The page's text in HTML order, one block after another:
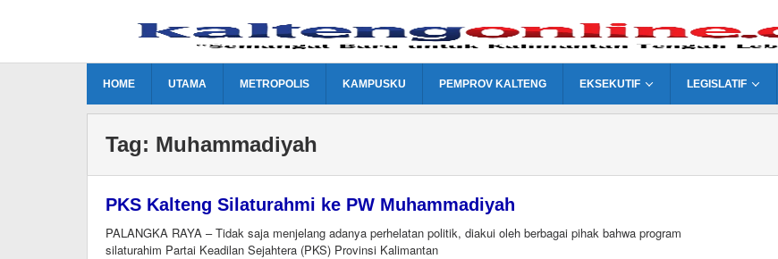
HOME UTAMA METROPOLIS KAMPUSKU PEMPROV KALTENG EKSEKUTIF LEGISLATIF
Tag: Muhammadiyah
PKS Kalteng Silaturahmi ke PW Muhammadiyah
PALANGKA RAYA – Tidak saja menjelang adanya perhelatan politik, diakui oleh berbagai pihak bahwa program
silaturahim Partai Keadilan Sejahtera (PKS) Provinsi Kalimantan